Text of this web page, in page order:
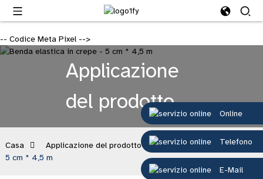
-- Codice Meta Pixel -->
Online
Telefono
E-Mail
Applicazione
del prodotto
Casa Applicazione del prodotto
Benda elastica in crepe -
5 cm * 4,5 m